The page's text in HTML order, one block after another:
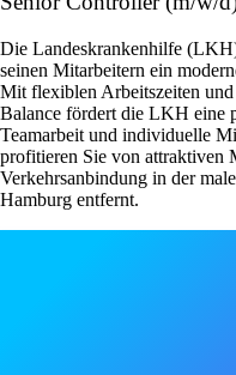
Die Landeskrankenhilfe
seinen Mitarbeitern ein
Mit flexiblen Arbeitszeiten
Balance fördert die LKH eine
Teamarbeit und individuelle
profitieren Sie von attraktiven
Verkehrsanbindung in der
Hamburg entfernt.